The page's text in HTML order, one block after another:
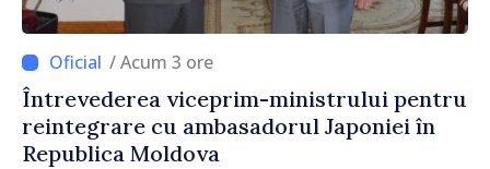
/ Acum 3 ore
Întrevederea viceprim-ministrului pentru
reintegrare cu ambasadorul Japoniei în
Republica Moldova